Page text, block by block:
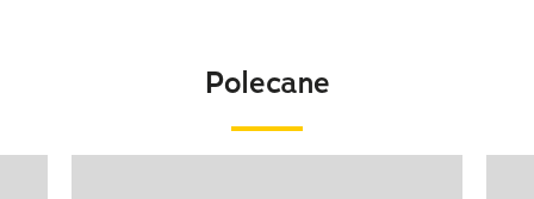
Polecane